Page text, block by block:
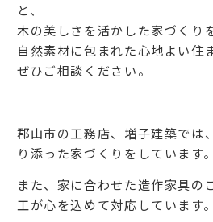
と、
木の美しさを活かした家づくり
自然素材に包まれた心地よい住
ぜひご相談ください。
郡山市の工務店、増子建築では
り添った家づくりをしています。
また、家に合わせた造作家具の
工が心を込めて対応しています。